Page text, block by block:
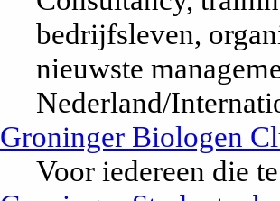
bedrijfsleven,
nieuwste
Nederland/
Groninger Biologen
Voor iedereen die